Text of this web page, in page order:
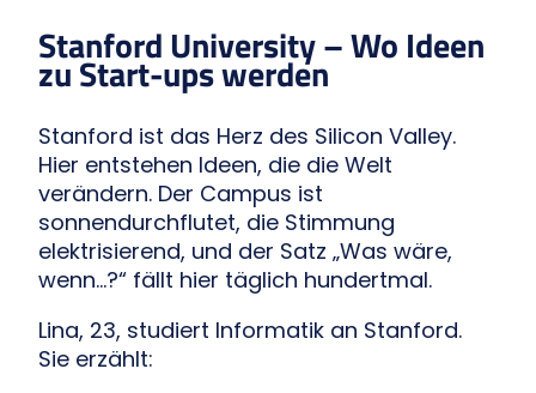
Stanford University – Wo Ideen
zu Start-ups werden
Stanford ist das Herz des Silicon Valley.
Hier entstehen Ideen, die die Welt
verändern. Der Campus ist
sonnendurchflutet, die Stimmung
elektrisierend, und der Satz „Was wäre,
wenn…?“ fällt hier täglich hundertmal.
Lina, 23, studiert Informatik an Stanford.
Sie erzählt: